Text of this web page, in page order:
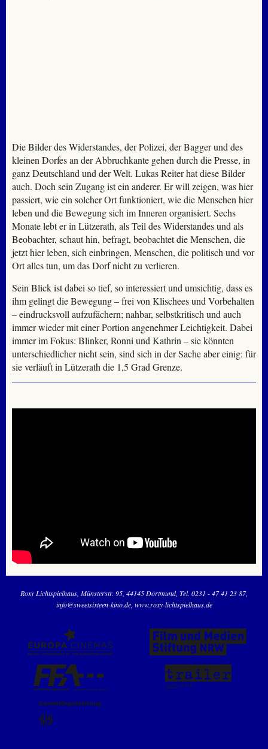
Die Bilder des Widerstandes, der Polizei, der Bagger und des
kleinen Dorfes an der Abbruchkante gehen durch die Presse, in
ganz Deutschland und der Welt. Lukas Reiter hat diese Bilder
auch. Doch sein Zugang ist ein anderer. Er will zeigen, was hier
passiert, wie ein solcher Ort funktioniert, wie die Menschen hier
leben und die Bewegung sich im Inneren organisiert. Sechs
Monate lebt er in Lützerath, als Teil des Widerstandes und als
Beobachter, schaut hin, befragt, beobachtet die Menschen, die
jetzt hier leben, sich einbringen, Menschen, die politisch und vor
Ort alles tun, um das Dorf nicht zu verlieren.
Sein Blick ist dabei so tief, so interessiert und umsichtig, dass es
ihm gelingt die Bewegung – frei von Klischees und Vorbehalten
– eindrucksvoll aufzufächern; nahbar, selbstkritisch und auch
immer wieder mit einer Portion angenehmer Leichtigkeit. Dabei
immer im Fokus: Blinker, Ronni und Kathrin – sie könnten
unterschiedlicher nicht sein, sind sich in der Sache aber einig: für
sie verläuft in Lützerath die 1,5 Grad Grenze.
Roxy Lichtspielhaus Münsterstr. 95 44145 Dortmund Tel. 0231 - 47 41 23 87
info@sweetsixteen-kino.de www.roxy-lichtspielhaus.de